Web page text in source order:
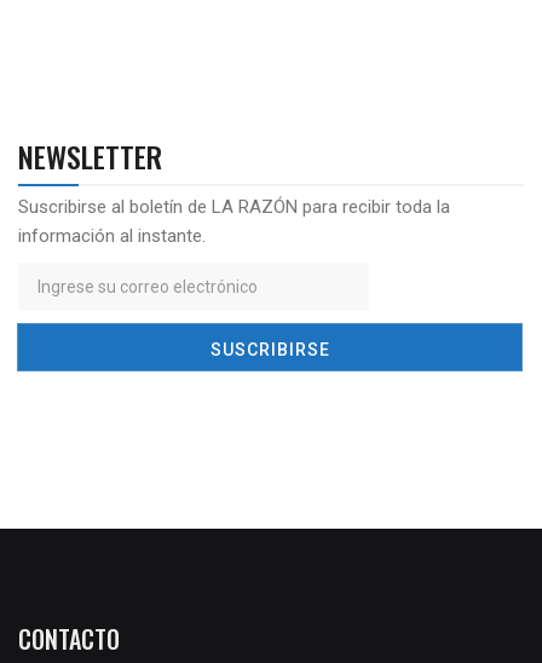
NEWSLETTER
Suscribirse al boletín de LA RAZÓN para recibir toda la
información al instante.
CONTACTO